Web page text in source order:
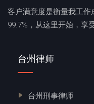
客户满意度是衡量我工
99.7%，从这里开始，享
台州律师
台州刑事律师